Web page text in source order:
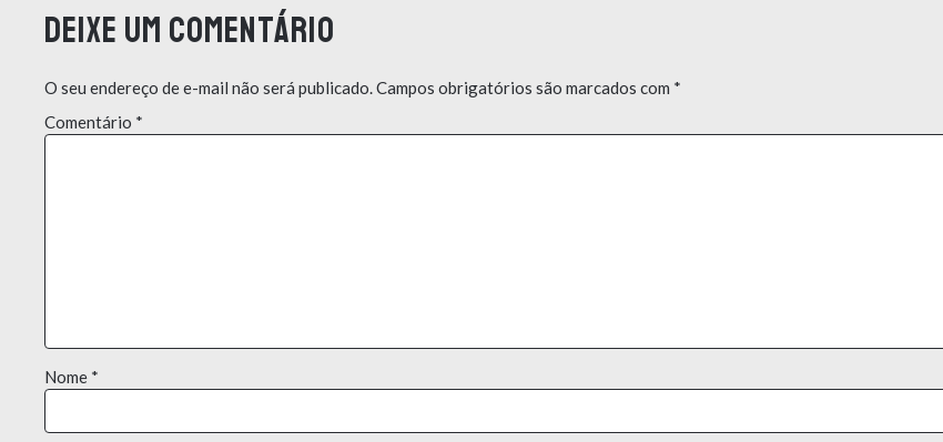
Deixe um comentário
O seu endereço de e-mail não será publicado.Campos obrigatórios são marcados com *
Comentário *
Nome *